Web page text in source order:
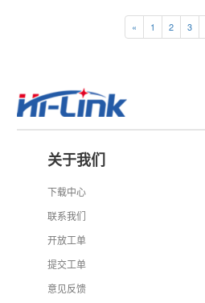
« 1 2 3
关于我们
下载中心
联系我们
开放工单
提交工单
意见反馈